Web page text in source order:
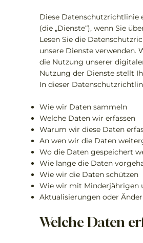
Diese Datenschutzrichtlinie
(die „Dienste“), wenn Sie
Lesen Sie die
unsere Dienste verwenden.
die Nutzung unserer
Nutzung der Dienste stellt
In dieser
Wie wir Daten sammeln
Welche Daten wir erfassen
Warum wir diese Daten
An wen wir die Daten
Wo die Daten gespeichert
Wie lange die Daten
Wie wir die Daten schützen
Wie wir mit Minderjährigen
Aktualisierungen oder
Welche Daten